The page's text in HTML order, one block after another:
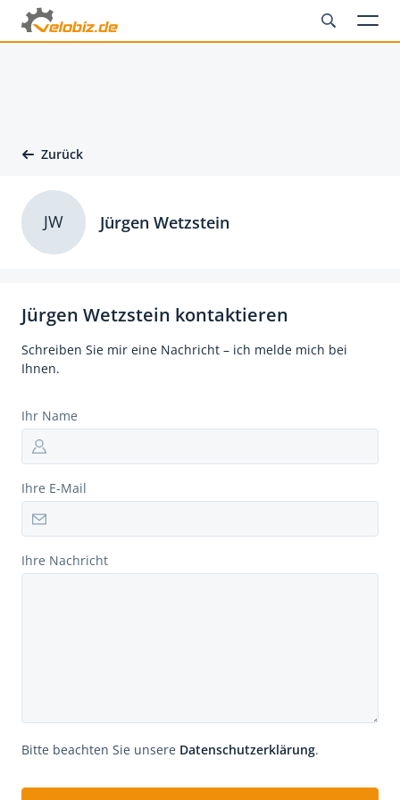
Zurück
Jürgen Wetzstein kontaktieren
Schreiben Sie mir eine Nachricht – ich melde mich bei
Ihnen.
Ihr Name
Ihre E-Mail
Ihre Nachricht
Bitte beachten Sie unsere Datenschutzerklärung.
JW Jürgen Wetzstein